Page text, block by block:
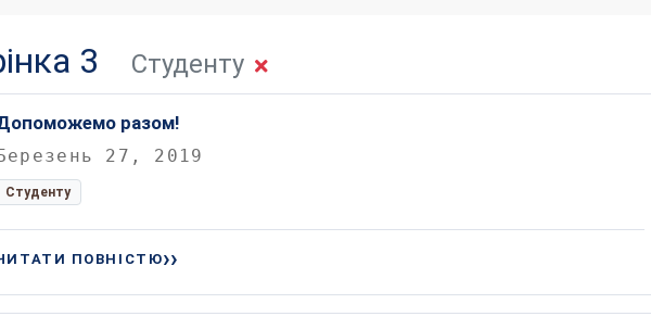
3 Студенту
разом!
27, 2019
Студенту
ПОВНІСТЮ